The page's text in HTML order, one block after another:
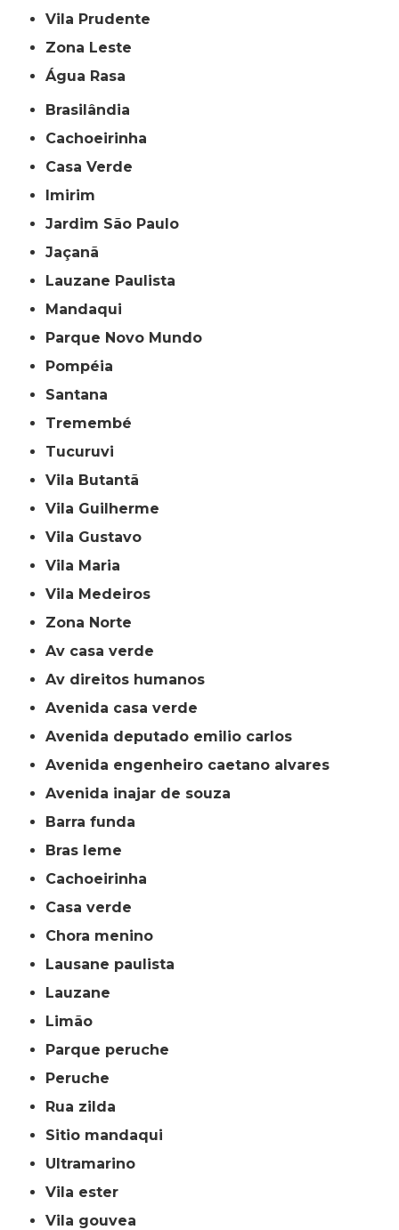
Vila Prudente
Zona Leste
Água Rasa
Brasilândia
Cachoeirinha
Casa Verde
Imirim
Jardim São Paulo
Jaçanã
Lauzane Paulista
Mandaqui
Parque Novo Mundo
Pompéia
Santana
Tremembé
Tucuruvi
Vila Butantã
Vila Guilherme
Vila Gustavo
Vila Maria
Vila Medeiros
Zona Norte
av casa verde
av direitos humanos
avenida casa verde
avenida deputado emilio carlos
avenida engenheiro caetano alvares
avenida inajar de souza
barra funda
bras leme
cachoeirinha
casa verde
chora menino
lausane paulista
lauzane
limão
parque peruche
peruche
rua zilda
sitio mandaqui
ultramarino
vila ester
vila gouvea